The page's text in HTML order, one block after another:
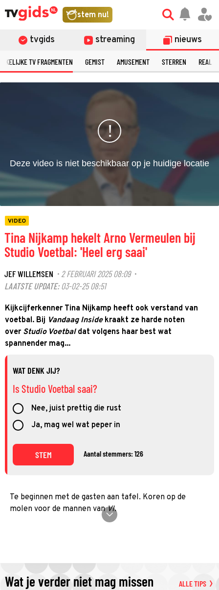
stem nu!
tvgids streaming nieuws
TV FRAGMENTEN GEMIST AMUSEMENT STERREN
©
VIDEO
Tina Nijkamp hekelt Arno Vermeulen bij
Studio Voetbal: 'Heel erg saai'
JEF WILLEMSEN · 2 FEBRUARI 2025 08:09·
LAATSTE UPDATE: 03-02-25 08:51
Kijkcijferkenner Tina Nijkamp heeft ook verstand van
voetbal. Bij Vandaag Inside kraakt ze harde noten
over Studio Voetbal dat volgens haar best wat
spannender mag...
WAT DENK JIJ?
Is Studio Voetbal saai?
Nee, juist prettig die rust
Ja, mag wel wat peper in
STEM Aantal stemmers: 126
Te beginnen met de gasten aan tafel. Koren op de
molen voor de mannen vanVI.
Wat je verder niet mag missen ALLE TIPS